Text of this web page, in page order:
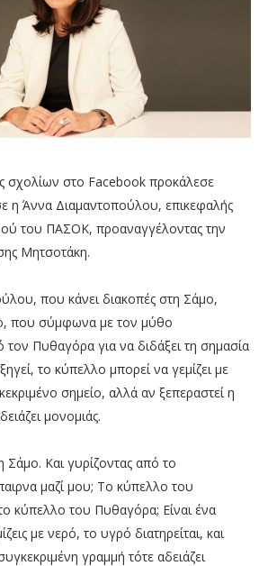
σχολίων στο Facebook προκάλεσε
η Άννα Διαμαντοπούλου, επικεφαλής
του ΠΑΣΟΚ, προαναγγέλοντας την
Μητσοτάκη.
που κάνει διακοπές στη Σάμο,
που σύμφωνα με τον μύθο
τον Πυθαγόρα για να διδάξει τη σημασία
το κύπελλο μπορεί να γεμίζει με
σημείο, αλλά αν ξεπεραστεί η
μονομιάς.
Σάμο. Και γυρίζοντας από το
μαζί μου; Το κύπελλο του
κύπελλο του Πυθαγόρα; Είναι ένα
με νερό, το υγρό διατηρείται, και
γραμμή τότε αδειάζει